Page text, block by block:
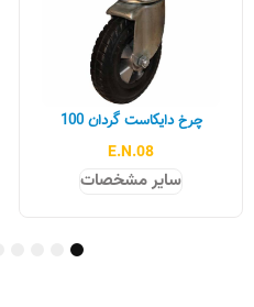
چرخ دایکاست گردان 100
E.N.08
سایر مشخصات